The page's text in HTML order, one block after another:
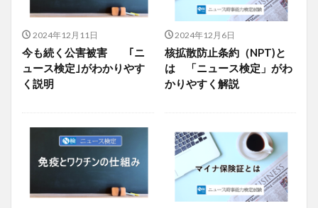
2024年12月11日
今も続く公害被害 ｢ニ
ュース検定｣がわかりやす
く説明
2024年12月6日
核拡散防止条約（NPT)と
は 「ニュース検定」がわ
かりやすく解説